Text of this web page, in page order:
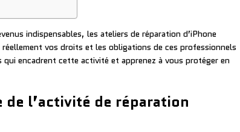
indispensables, les ateliers de réparation d’iPhone
vos droits et les obligations de ces professionnels
encadrent cette activité et apprenez à vous protéger en
de l’activité de réparation